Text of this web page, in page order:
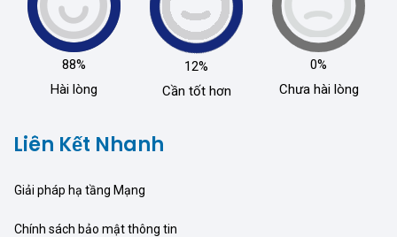
88%
Hài lòng
12%
Cần tốt hơn
0%
Chưa hài lòng
Liên Kết Nhanh
Giải pháp hạ tầng Mạng
Chính sách bảo mật thông tin